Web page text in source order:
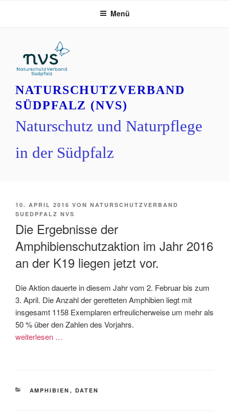
NATURSCHUTZVERBAND
SÜDPFALZ (NVS)
Naturschutz und Naturpflege
in der Südpfalz
Menü
VERÖFFENTLICHT
AM
10. APRIL 2016 VON NATURSCHUTZVERBAND
SUEDPFALZ NVS
Die Ergebnisse der
Amphibienschutzaktion im Jahr 2016
an der K19 liegen jetzt vor.
Die Aktion dauerte in diesem Jahr vom 2. Februar bis zum
3. April. Die Anzahl der geretteten Amphibien liegt mit
insgesamt 1158 Exemplaren erfreulicherweise um mehr als
50 % über den Zahlen des Vorjahrs.
weiterlesen …
KATEGORIEN
AMPHIBIEN , DATEN